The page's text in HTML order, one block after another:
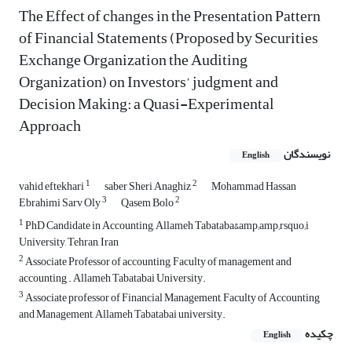
The Effect of changes in the Presentation Pattern
of Financial Statements (Proposed by Securities
Exchange Organization the Auditing
Organization) on Investors’ judgment and
Decision Making: a Quasi-Experimental
Approach
نویسندگان English
vahid eftekhari1 saber Sheri Anaghiz2 Mohammad Hassan
Ebrahimi Sarv Oly3 Qasem Bolo2
1PhD Candidate in Accounting, Allameh Tabataba&amp;amp;rsquo;i
University, Tehran, Iran
2Associate Professor of accounting, Faculty of management and
accounting . Allameh Tabatabai University.
3Associate professor of Financial Management, Faculty of Accounting
and Management, Allameh Tabatabai university.
چکیده
English